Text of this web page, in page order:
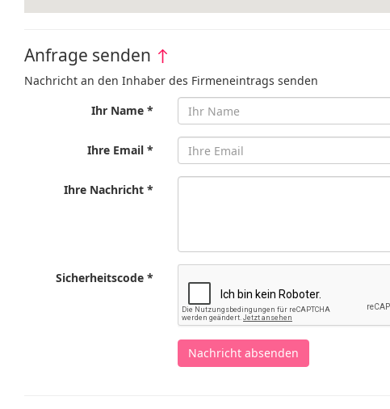
Anfrage senden ↑
Nachricht an den Inhaber des Firmeneintrags senden
Ihr Name *
Ihre Email *
Ihre Nachricht *
Sicherheitscode *
Nachricht absenden